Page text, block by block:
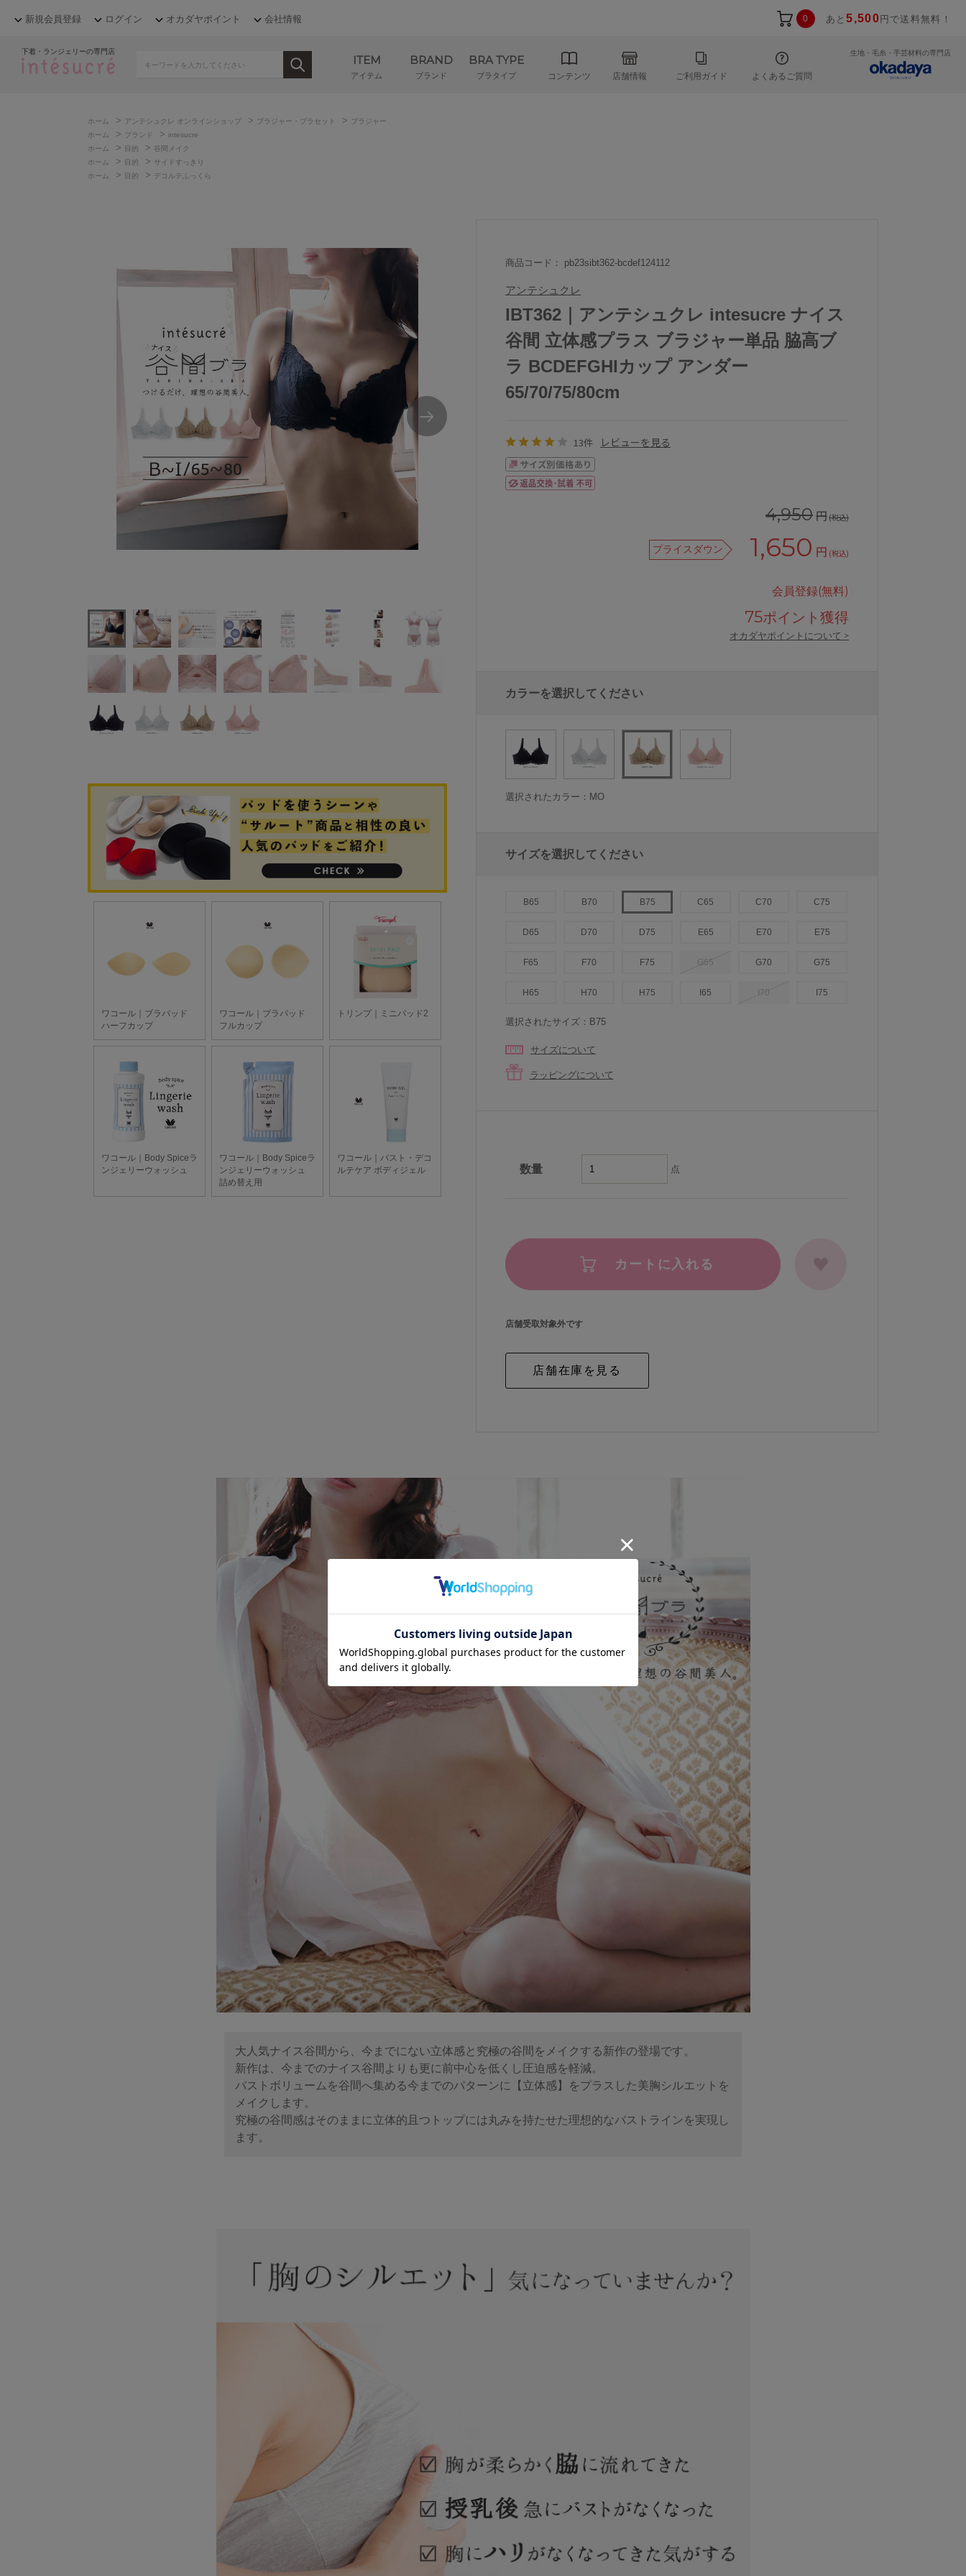
新規会員登録 ログイン オカダヤポイント 会社情報 0 あと5,500 円で送料無料！
下着・ランジェリーの専門店
ITEM
アイテム
BRAND
ブランド
BRA TYPE
ブラタイプ コンテンツ 店舗情報 ご利用ガイド よくあるご質問
生地・毛糸・手芸材料の専門店
ホーム > アンテシュクレ オンラインショップ > ブラジャー・ブラセット > ブラジャー
ホーム
> ブランド > intesucre
ホーム
> 目的 > 谷間メイク
ホーム
> 目的 > サイドすっきり
ホーム
> 目的 > デコルテふっくら
アンテシュクレナイス谷間ブラジャ
商品コード： pb23sibt362-bcdef124112
アンテシュクレ
IBT362｜アンテシュクレ intesucre ナイス
谷間 立体感プラス ブラジャー単品 脇高ブ
ラ BCDEFGHIカップ アンダー
65/70/75/80cm
13件 レビューを見る
4,950円(税込)
プライスダウン 1,650 円 (税込)
会員登録(無料)
75ポイント獲得
オカダヤポイントについて >
カラーを選択してください
選択されたカラー：MO
サイズを選択してください
B65 B70 B75 C65 C70 C75
D65 D70 D75 E65 E70 E75
F65 F70 F75 G65 G70 G75
H65 H70 H75 I65 I70 I75
選択されたサイズ：B75
サイズについて
ラッピングについて
数量 点
カートに入れる
店舗受取対象外です
大人気ナイス谷間から、今までにない立体感と究極の谷間をメイクする新作の登場です。
新作は、今までのナイス谷間よりも更に前中心を低くし圧迫感を軽減。
バストボリュームを谷間へ集める今までのパターンに【立体感】をプラスした美胸シルエットを
メイクします。
究極の谷間感はそのままに立体的且つトップには丸みを持たせた理想的なバストラインを実現し
ます。